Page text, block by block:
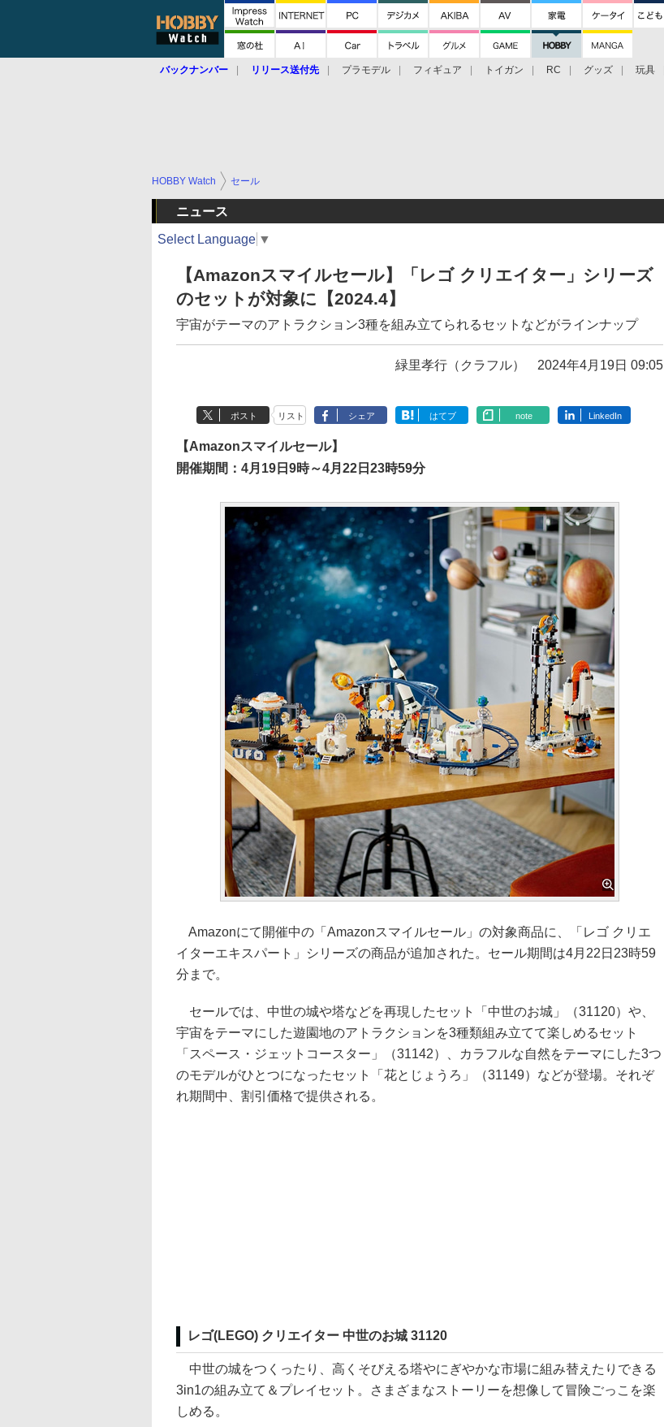
バックナンバー リリース送付先 プラモデル フィギュア トイガン RC グッズ 玩具
HOBBY Watch セール
ニュース
Select Language ▼
【Amazonスマイルセール】「レゴ クリエイター」シリーズ
のセットが対象に【2024.4】
宇宙がテーマのアトラクション3種を組み立てられるセットなどがラインナップ
緑里孝行（クラフル） 2024年4月19日 09:05
ポスト リスト シェア はてブ note LinkedIn
【Amazonスマイルセール】
開催期間：4月19日9時～4月22日23時59分
Amazonにて開催中の「Amazonスマイルセール」の対象商品に、「レゴ クリエ
イターエキスパート」シリーズの商品が追加された。セール期間は4月22日23時59
分まで。
セールでは、中世の城や塔などを再現したセット「中世のお城」（31120）や、
宇宙をテーマにした遊園地のアトラクションを3種類組み立てて楽しめるセット
「スペース・ジェットコースター」（31142）、カラフルな自然をテーマにした3つ
のモデルがひとつになったセット「花とじょうろ」（31149）などが登場。それぞ
れ期間中、割引価格で提供される。
レゴ(LEGO) クリエイター 中世のお城 31120
中世の城をつくったり、高くそびえる塔やにぎやかな市場に組み替えたりできる
3in1の組み立て＆プレイセット。さまざまなストーリーを想像して冒険ごっこを楽
しめる。